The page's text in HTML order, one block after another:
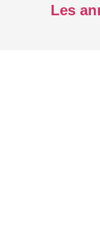
Les